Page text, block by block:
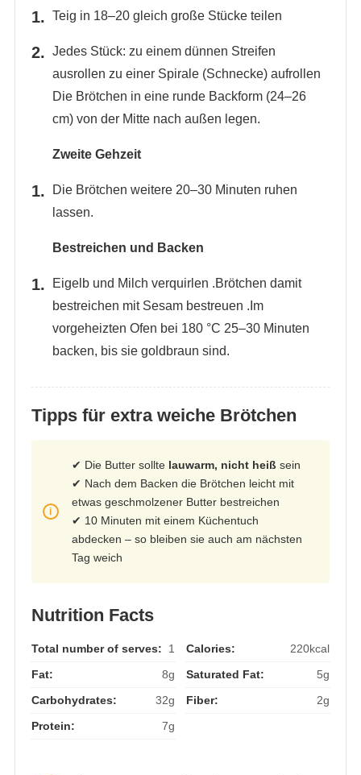
Teig in 18–20 gleich große Stücke teilen
Jedes Stück: zu einem dünnen Streifen
ausrollen zu einer Spirale (Schnecke) aufrollen
Die Brötchen in eine runde Backform (24–26
cm) von der Mitte nach außen legen.
Zweite Gehzeit
Die Brötchen weitere 20–30 Minuten ruhen
lassen.
Bestreichen und Backen
Eigelb und Milch verquirlen .Brötchen damit
bestreichen mit Sesam bestreuen .Im
vorgeheizten Ofen bei 180 °C 25–30 Minuten
backen, bis sie goldbraun sind.
Tipps für extra weiche Brötchen
✔ Die Butter sollte lauwarm, nicht heiß sein
✔ Nach dem Backen die Brötchen leicht mit
etwas geschmolzener Butter bestreichen
✔ 10 Minuten mit einem Küchentuch
abdecken – so bleiben sie auch am nächsten
Tag weich
Nutrition Facts
Total number of serves: 1 Calories:
220kcal
Fat:
8g Saturated Fat:
5g
Carbohydrates:
32g Fiber:
2g
Protein:
7g